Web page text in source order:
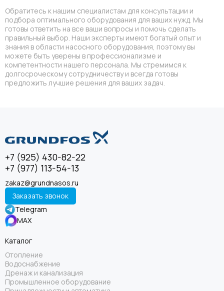
Обратитесь к нашим специалистам для консультации и
подбора оптимального оборудования для ваших нужд. Мы
готовы ответить на все ваши вопросы и помочь сделать
правильный выбор. Наши эксперты имеют богатый опыт и
знания в области насосного оборудования, поэтому вы
можете быть уверены в профессионализме и
компетентности нашего персонала. Мы стремимся к
долгосроческому сотрудничеству и всегда готовы
предложить лучшие решения для ваших задач.
+7 (925) 430-82-22
+7 (977) 113-54-13
zakaz@grundnasos.ru
Заказать звонок
Telegram
MAX
Каталог
Отопление
Водоснабжение
Дренаж и канализация
Промышленное оборудование